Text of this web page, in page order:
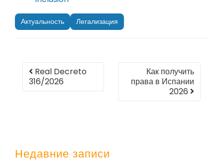
Актуальность Легализация
Real Decreto
316/2026
Как получить
права в Испании
2026
Недавние записи